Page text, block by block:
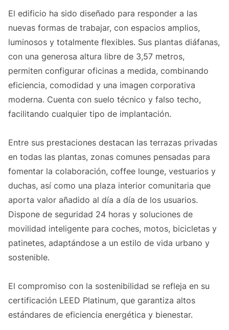
El edificio ha sido diseñado para responder a las
nuevas formas de trabajar, con espacios amplios,
luminosos y totalmente flexibles. Sus plantas diáfanas,
con una generosa altura libre de 3,57 metros,
permiten configurar oficinas a medida, combinando
eficiencia, comodidad y una imagen corporativa
moderna. Cuenta con suelo técnico y falso techo,
facilitando cualquier tipo de implantación.
Entre sus prestaciones destacan las terrazas privadas
en todas las plantas, zonas comunes pensadas para
fomentar la colaboración, coffee lounge, vestuarios y
duchas, así como una plaza interior comunitaria que
aporta valor añadido al día a día de los usuarios.
Dispone de seguridad 24 horas y soluciones de
movilidad inteligente para coches, motos, bicicletas y
patinetes, adaptándose a un estilo de vida urbano y
sostenible.
El compromiso con la sostenibilidad se refleja en su
certificación LEED Platinum, que garantiza altos
estándares de eficiencia energética y bienestar.